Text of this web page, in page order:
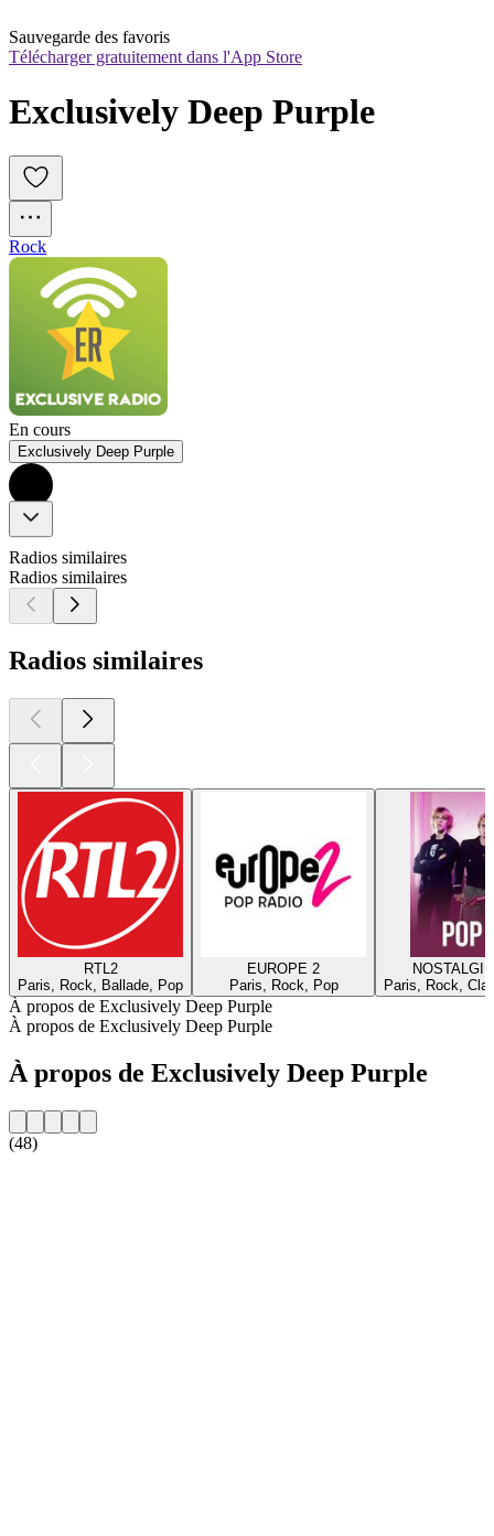
Sauvegarde des favoris
Télécharger gratuitement dans l'App Store
Exclusively Deep Purple
Rock
En cours
Exclusively Deep Purple
Radios similaires
Radios similaires
Radios similaires
RTL2
Paris, Rock, Ballade, Pop
EUROPE 2
Paris, Rock, Pop
Paris, Rock,
À propos de Exclusively Deep Purple
À propos de Exclusively Deep Purple
À propos de Exclusively Deep Purple
(48)